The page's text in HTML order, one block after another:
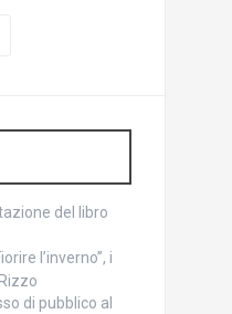
del libro
l’inverno”, i
di pubblico al